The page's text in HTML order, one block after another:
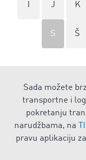
J K
S Š
Sada možete
transportne i
pokretanju
narudžbama, na
pravu aplikaciju